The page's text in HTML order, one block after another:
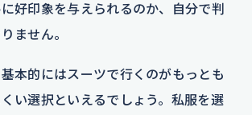
好印象を与えられるのか、自分で判
ません。
本的にはスーツで行くのがもっとも
い選択といえるでしょう。私服を選